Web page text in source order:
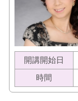
開講開始日
時間